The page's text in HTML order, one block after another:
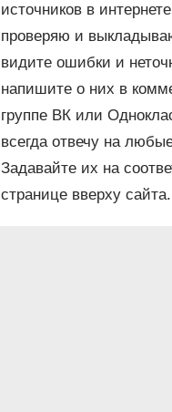
источников в
проверяю и
видите ошибки и
напишите о них в
группе ВК или
всегда отвечу на
Задавайте их на
странице вверху сайта.